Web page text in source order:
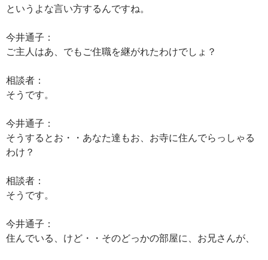
というよな言い方するんですね。
今井通子：
ご主人はあ、でもご住職を継がれたわけでしょ？
相談者：
そうです。
今井通子：
そうするとお・・あなた達もお、お寺に住んでらっしゃる
わけ？
相談者：
そうです。
今井通子：
住んでいる、けど・・そのどっかの部屋に、お兄さんが、